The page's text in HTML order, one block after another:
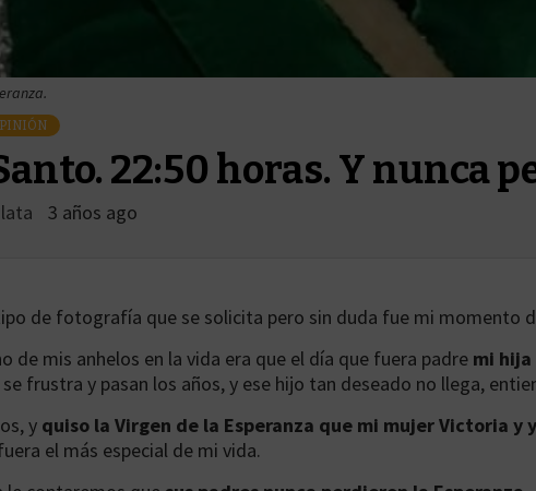
22:50 horas. Y nunca
3 años ago
de fotografía que se solicita pero sin duda fue mi momento
de mis anhelos en la vida era que el día que fuera padre mi
frustra y pasan los años, y ese hijo tan deseado no llega,
y quiso la Virgen de la Esperanza que mi mujer Victoria
el más especial de mi vida.